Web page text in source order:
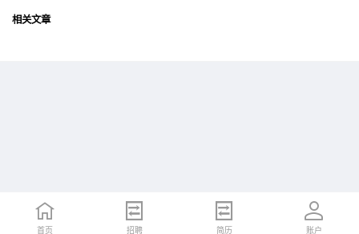
相关文章
首页 招聘 简历 账户
首页 招聘 简历 账户